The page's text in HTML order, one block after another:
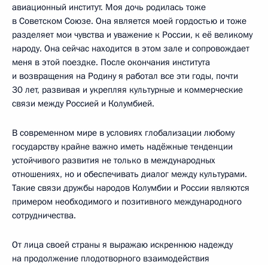
авиационный институт. Моя дочь родилась тоже
в Советском Союзе. Она является моей гордостью и тоже
разделяет мои чувства и уважение к России, к её великому
народу. Она сейчас находится в этом зале и сопровождает
меня в этой поездке. После окончания института
и возвращения на Родину я работал все эти годы, почти
30 лет, развивая и укрепляя культурные и коммерческие
связи между Россией и Колумбией.
В современном мире в условиях глобализации любому
государству крайне важно иметь надёжные тенденции
устойчивого развития не только в международных
отношениях, но и обеспечивать диалог между культурами.
Такие связи дружбы народов Колумбии и России являются
примером необходимого и позитивного международного
сотрудничества.
От лица своей страны я выражаю искреннюю надежду
на продолжение плодотворного взаимодействия